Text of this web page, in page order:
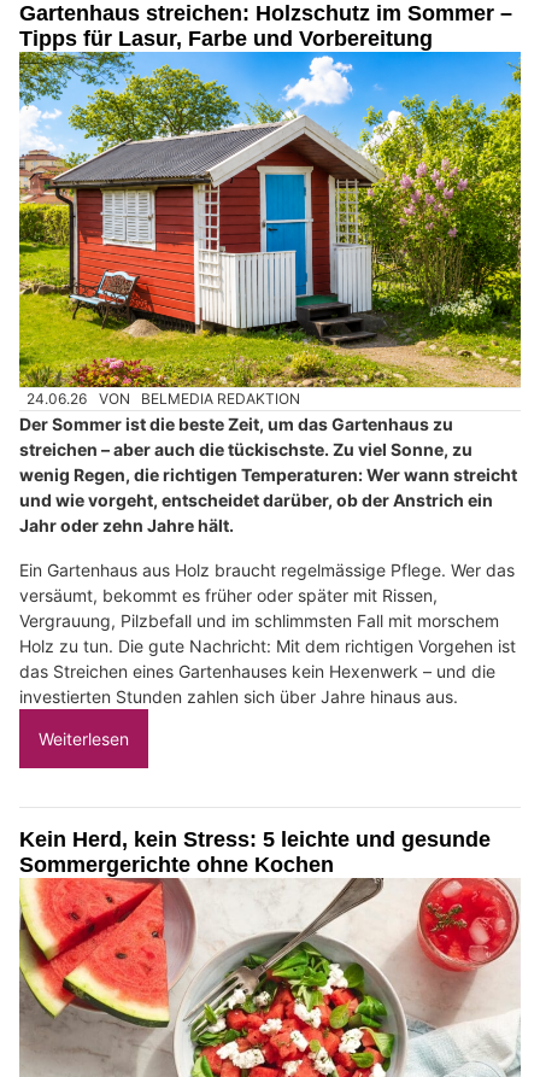
Gartenhaus streichen: Holzschutz im Sommer –
Tipps für Lasur, Farbe und Vorbereitung
24.06.26 VON BELMEDIA REDAKTION
Der Sommer ist die beste Zeit, um das Gartenhaus zu
streichen – aber auch die tückischste. Zu viel Sonne, zu
wenig Regen, die richtigen Temperaturen: Wer wann streicht
und wie vorgeht, entscheidet darüber, ob der Anstrich ein
Jahr oder zehn Jahre hält.
Ein Gartenhaus aus Holz braucht regelmässige Pflege. Wer das
versäumt, bekommt es früher oder später mit Rissen,
Vergrauung, Pilzbefall und im schlimmsten Fall mit morschem
Holz zu tun. Die gute Nachricht: Mit dem richtigen Vorgehen ist
das Streichen eines Gartenhauses kein Hexenwerk – und die
investierten Stunden zahlen sich über Jahre hinaus aus.
Weiterlesen
Kein Herd, kein Stress: 5 leichte und gesunde
Sommergerichte ohne Kochen